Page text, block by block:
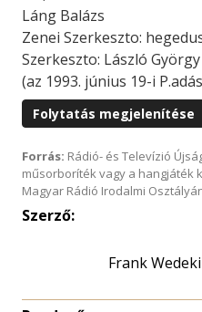
Láng Balázs
Zenei Szerkeszto:
Szerkeszto: László
(az 1993. június 19-i
Folytatás megjelenítése
Forrás: Rádió- és Televízió
műsorboríték vagy a hangjáték
Magyar Rádió Irodalmi
Szerző:
Frank